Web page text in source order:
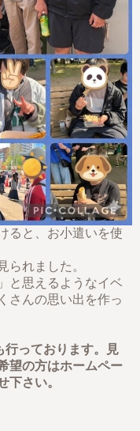
ると、お小遣いを使
られました。
と思えるようなイベ
さんの思い出を作っ
っております。見
望の方はホームペー
下さい。